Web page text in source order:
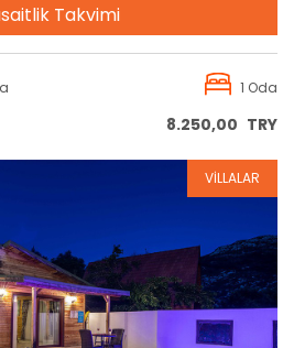
Takvimi
1 Oda
8.250,00 TRY
VİLLALAR